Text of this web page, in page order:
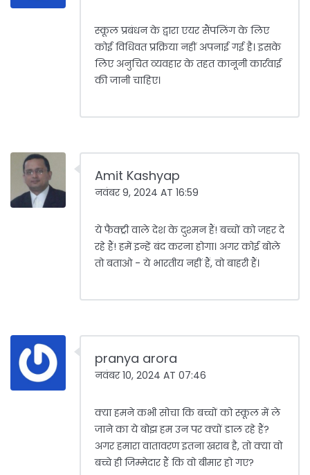
स्कूल प्रबंधन के द्वारा एयर सैंपलिंग के लिए
कोई विधिवत प्रक्रिया नहीं अपनाई गई है। इसके
लिए अनुचित व्यवहार के तहत कानूनी कार्रवाई
की जानी चाहिए।
Amit Kashyap
नवंबर 9, 2024 AT 16:59
ये फैक्ट्री वाले देश के दुश्मन हैं! बच्चों को जहर दे
रहे हैं! हमें इन्हें बंद करना होगा। अगर कोई बोले
तो बताओ - ये भारतीय नहीं हैं, वो बाहरी हैं।
pranya arora
नवंबर 10, 2024 AT 07:46
क्या हमने कभी सोचा कि बच्चों को स्कूल में ले
जाने का ये बोझ हम उन पर क्यों डाल रहे हैं?
अगर हमारा वातावरण इतना खराब है, तो क्या वो
बच्चे ही जिम्मेदार हैं कि वो बीमार हो गए?